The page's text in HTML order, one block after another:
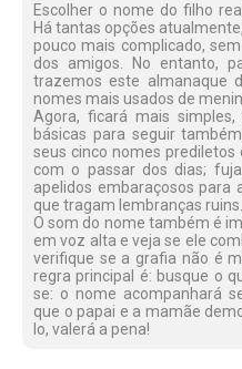
Escolher o nome do filho
Há tantas opções
pouco mais complicado,
dos amigos. No entanto,
trazemos este almanaque
nomes mais usados de
Agora, ficará mais
básicas para seguir
seus cinco nomes
com o passar dos dias;
apelidos embaraçosos para
que tragam lembranças ruins.
O som do nome também é
em voz alta e veja se ele
verifique se a grafia não é
regra principal é: busque o
se: o nome acompanhará
que o papai e a mamãe
lo, valerá a pena!